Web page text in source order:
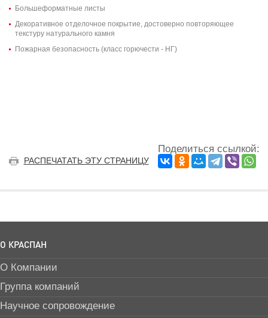
Большеформатные листы
Декоративное отделочное покрытие, достоверно повторяющее
текстуру натурального камня
Пожарная безопасность (класс горючести - НГ)
РАСПЕЧАТАТЬ ЭТУ СТРАНИЦУ
Поделиться ссылкой:
О КРАСПАН
О Компании
Группа компаний
Научное сопровождение